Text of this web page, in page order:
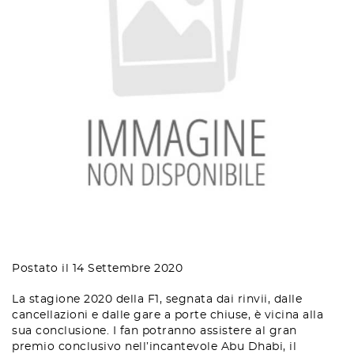
Postato il 14 Settembre 2020
La stagione 2020 della F1, segnata dai rinvii, dalle
cancellazioni e dalle gare a porte chiuse, è vicina alla
sua conclusione. I fan potranno assistere al gran
premio conclusivo nell’incantevole Abu Dhabi, il